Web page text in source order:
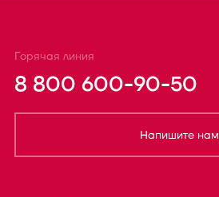
Горячая линия
8 800 600-90-50
Напишите нам